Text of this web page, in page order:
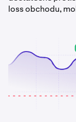
loss obchodu,